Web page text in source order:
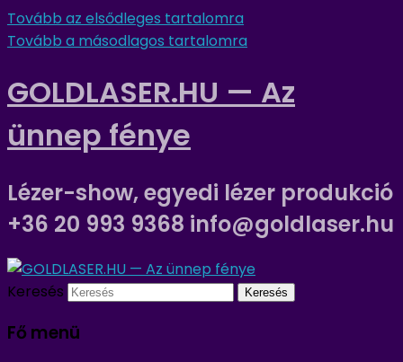
Tovább az elsődleges tartalomra
Tovább a másodlagos tartalomra
GOLDLASER.HU — Az
ünnep fénye
Lézer-show, egyedi lézer produkció
+36 20 993 9368 info@goldlaser.hu
Keresés
Fő menü